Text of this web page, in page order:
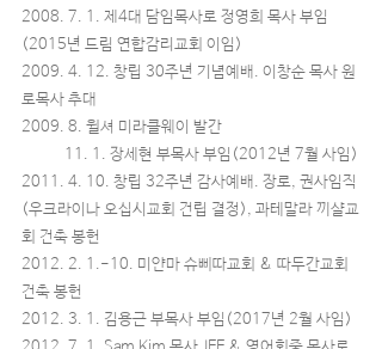
2008. 7. 1. 제4대 담임목사로 정영희 목사 부임
(2015년 드림 연합감리교회 이임)
2009. 4. 12. 창립 30주년 기념예배. 이창순 목사 원
로목사 추대
2009. 8. 윌셔 미라클웨이 발간
11. 1. 장세현 부목사 부임(2012년 7월 사임)
2011. 4. 10. 창립 32주년 감사예배. 장로, 권사임직
(우크라이나 오십시교회 건립 결정), 과테말라 끼샬교
회 건축 봉헌
2012. 2. 1.-10. 미얀마 슈삐따교회 & 따두간교회
건축 봉헌
2012. 3. 1. 김용근 부목사 부임(2017년 2월 사임)